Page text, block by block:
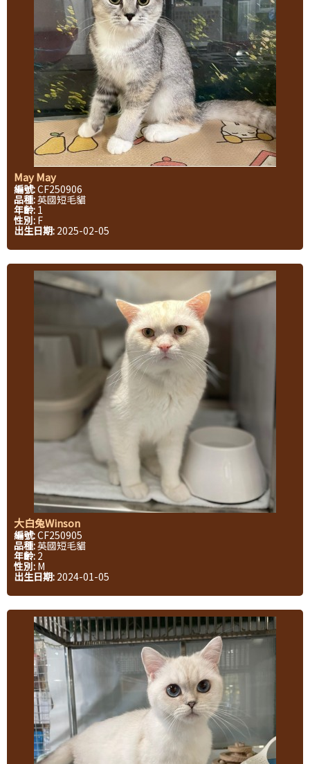
May May
編號:CF250906
品種:英國短毛貓
年齡: 1
性別: F
出生日期: 2025-02-05
大白兔Winson
編號:CF250905
品種:英國短毛貓
年齡: 2
性別: M
出生日期: 2024-01-05